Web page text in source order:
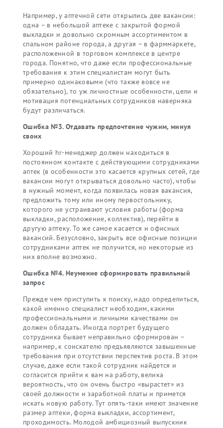
Например, у аптечной сети открылись две вакансии:
одна – в небольшой аптеке с закрытой формой
выкладки и довольно скромным ассортиментом в
спальном районе города, а другая – в фарммаркете,
расположенной в торговом комплексе в центре
города. Понятно, что даже если профессиональные
требования к этим специалистам могут быть
примерно одинаковыми (что также вовсе не
обязательно), то уж личностные особенности, цели и
мотивация потенциальных сотрудников наверняка
будут различаться.
Ошибка №3. Отдавать предпочтение чужим, минуя
своих
Хороший hr-менеджер должен находиться в
постоянном контакте с действующими сотрудниками
аптек (в особенности это касается крупных сетей, где
вакансии могут открываться довольно часто), чтобы
в нужный момент, когда появилась новая вакансия,
предложить тому или иному первостольнику,
которого не устраивают условия работы (форма
выкладки, расположение, коллектив), перейти в
другую аптеку. То же самое касается и офисных
вакансий. Безусловно, закрыть все офисные позиции
сотрудниками аптек не получится, но некоторые из
них вполне возможно.
Ошибка №4. Неумение сформировать правильный
запрос
Прежде чем приступить к поиску, надо определиться,
какой именно специалист необходим, какими
профессиональными и личными качествами он
должен обладать. Иногда портрет будущего
сотрудника бывает неправильно сформирован –
например, к соискателю предъявляются завышенные
требования при отсутствии перспектив роста. В этом
случае, даже если такой сотрудник найдется и
согласится прийти к вам на работу, велика
вероятность, что он очень быстро «вырастет» из
своей должности и заработной платы и примется
искать новую работу. Тут опять-таки имеют значение
размер аптеки, форма выкладки, ассортимент,
проходимость. Молодой амбициозный выпускник